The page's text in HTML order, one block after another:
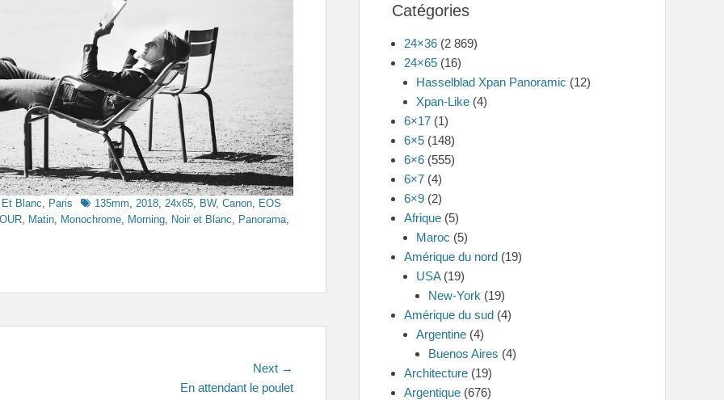
Et Blanc Paris Tags135mm 2018 24x65 BW, Canon EOS
Matin Monochrome Morning Noir et Blanc Panorama
Next →
post:
En attendant le poulet
Catégories
24×36 (2 869)
24×65 (16)
Hasselblad Xpan Panoramic (12)
Xpan-Like (4)
6×17 (1)
6×5 (148)
6×6 (555)
6×7 (4)
6×9 (2)
Afrique (5)
Maroc (5)
Amérique du nord (19)
USA(19)
New-York (19)
Amérique du sud (4)
Argentine (4)
Buenos Aires (4)
Architecture (19)
Argentique (676)